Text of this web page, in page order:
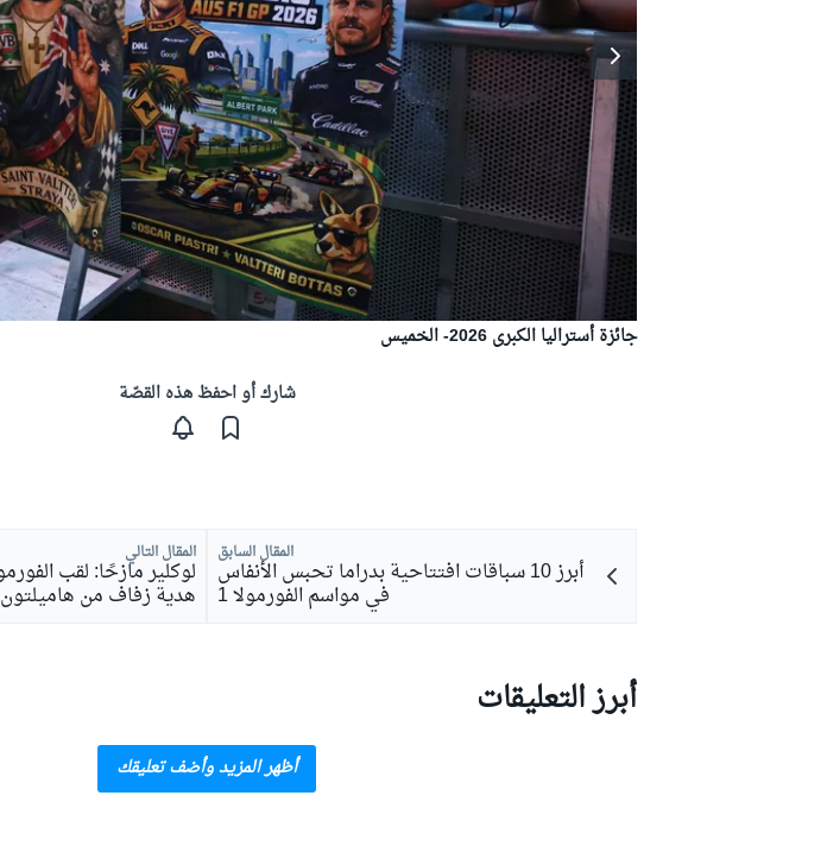
جائزة أستراليا الكبرى 2026- الخميس
شارك أو احفظ هذه القصّة
المقال السابق
أبرز 10 سباقات افتتاحية بدراما تحبس الأنفاس
في مواسم الفورمولا 1
المقال التالي
هدية زفاف من هاميلتون
أبرز التعليقات
أظهر المزيد وأضف تعليقك